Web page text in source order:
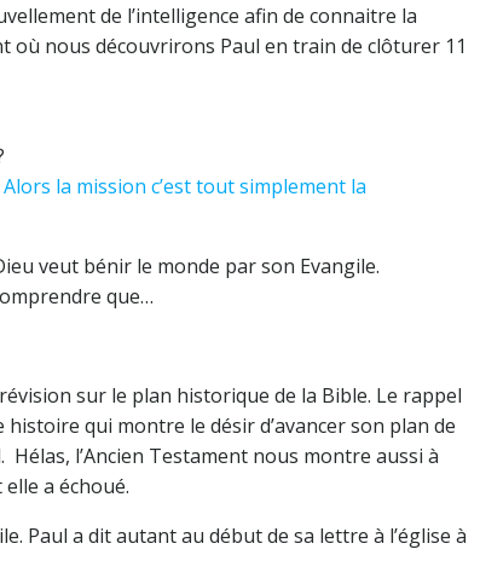
de l’intelligence afin de connaitre la
où nous découvrirons Paul en train de clôturer 11
Alors la mission c’est tout simplement la
veut bénir le monde par son Evangile.
que…
sur le plan historique de la Bible. Le rappel
qui montre le désir d’avancer son plan de
l’Ancien Testament nous montre aussi à
a échoué.
Paul a dit autant au début de sa lettre à l’église à